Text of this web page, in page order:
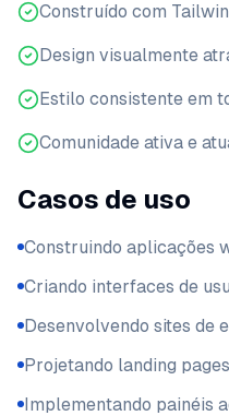
Construído com
Design visualmente
Estilo consistente em
Comunidade ativa e
Casos de uso
Construindo aplicações
Criando interfaces de
Desenvolvendo sites de
Projetando landing pages
Implementando painéis